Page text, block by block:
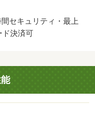
朝の混雑する時間でも
物件はいつでも気持ち
せる物件で毎日快適な
形態：巡回・ＷＥＢ上
似物件も多数取扱って
送迎、ご見学の際は現
能です！初期費用のお
・バイク置場：有・駐輪
ウスクリーニング料金
セキュリティ・最上
ド決済可